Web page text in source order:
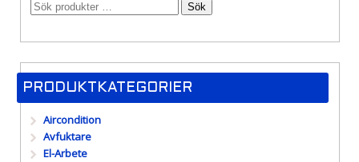
Sök
PRODUKTKATEGORIER
Aircondition
Avfuktare
El-Arbete